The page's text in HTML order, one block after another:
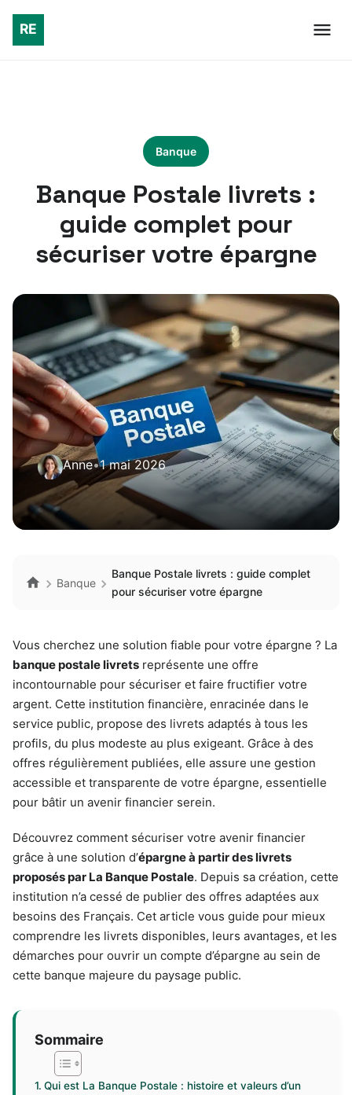
Banque
Banque Postale livrets :
guide complet pour
sécuriser votre épargne
Anne•1 mai 2026
Banque
Banque Postale livrets : guide complet
pour sécuriser votre épargne
Vous cherchez une solution fiable pour votre épargne ? La
banque postale livrets représente une offre
incontournable pour sécuriser et faire fructifier votre
argent. Cette institution financière, enracinée dans le
service public, propose des livrets adaptés à tous les
profils, du plus modeste au plus exigeant. Grâce à des
offres régulièrement publiées, elle assure une gestion
accessible et transparente de votre épargne, essentielle
pour bâtir un avenir financier serein.
Découvrez comment sécuriser votre avenir financier
grâce à une solution d’épargne à partir des livrets
proposés par La Banque Postale. Depuis sa création, cette
institution n’a cessé de publier des offres adaptées aux
besoins des Français. Cet article vous guide pour mieux
comprendre les livrets disponibles, leurs avantages, et les
démarches pour ouvrir un compte d’épargne au sein de
cette banque majeure du paysage public.
Sommaire
Qui est La Banque Postale : histoire et valeurs d’un